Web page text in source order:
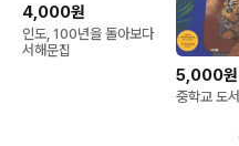
4,000원
인도, 100년을 돌아보다
서해문집
5,000원
중학교 도서